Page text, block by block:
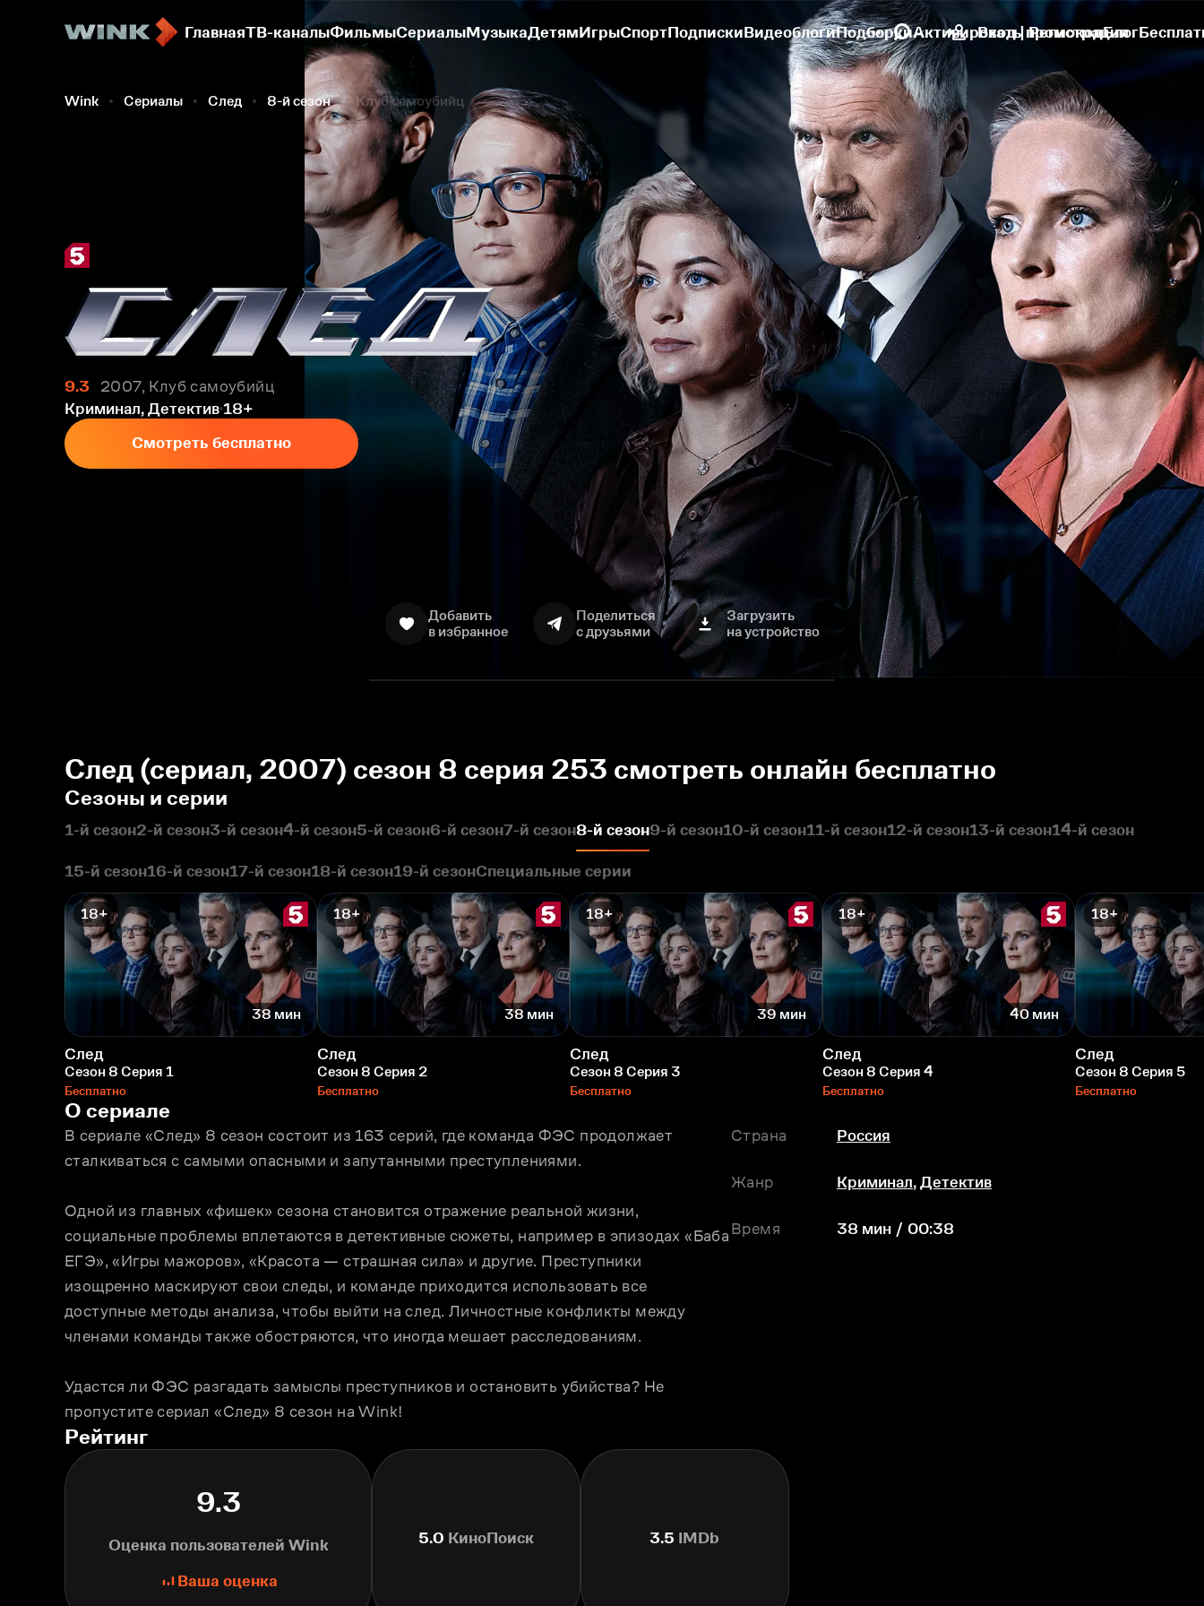
ГлавнаяТВ-каналыФильмыСериалыМузыкаДетямИгрыСпортПодпискиВидеоблогиПодборкиАктивировать промокодБлог
Вход | Регистрация
Wink Сериалы След 8-й сезон Клуб самоубийц
9.3
2007, Клуб самоубийц
Криминал, Детектив 18+
Смотреть бесплатно
Добавить
в избранное
Поделиться
с друзьями
Загрузить
на устройство
След (сериал, 2007) сезон 8 серия 253 смотреть онлайн бесплатно
Сезоны и серии
1-й сезон2-й сезон3-й сезон4-й сезон5-й сезон6-й сезон7-й сезон8-й сезон9-й сезон10-й сезон11-й сезон12-й сезон13-й сезон14-й сезон
15-й сезон16-й сезон17-й сезон18-й сезон19-й сезонСпециальные серии
18+
38 мин
След
Сезон 8 Серия 1
Бесплатно
18+
38 мин
След
Сезон 8 Серия 2
Бесплатно
18+
39 мин
След
Сезон 8 Серия 3
Бесплатно
18+
40 мин
След
Сезон 8 Серия 4
Бесплатно
18+
След
Сезон 8 Серия 5
Бесплатно
О сериале
В сериале «След» 8 сезон состоит из 163 серий, где команда ФЭС продолжает
сталкиваться с самыми опасными и запутанными преступлениями.
Одной из главных «фишек» сезона становится отражение реальной жизни,
социальные проблемы вплетаются в детективные сюжеты, например в эпизодах «Баба
ЕГЭ», «Игры мажоров», «Красота — страшная сила» и другие. Преступники
изощренно маскируют свои следы, и команде приходится использовать все
доступные методы анализа, чтобы выйти на след. Личностные конфликты между
членами команды также обостряются, что иногда мешает расследованиям.
Удастся ли ФЭС разгадать замыслы преступников и остановить убийства? Не
пропустите сериал «След» 8 сезон на Wink!
Страна Россия
Жанр Криминал, Детектив
Время 38 мин / 00:38
Рейтинг
9.3
Оценка пользователей Wink
Ваша оценка
5.0 КиноПоиск 3.5 IMDb